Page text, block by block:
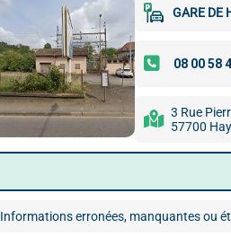
GARE DE
3 Rue
57700
Informations erronées, manquantes ou